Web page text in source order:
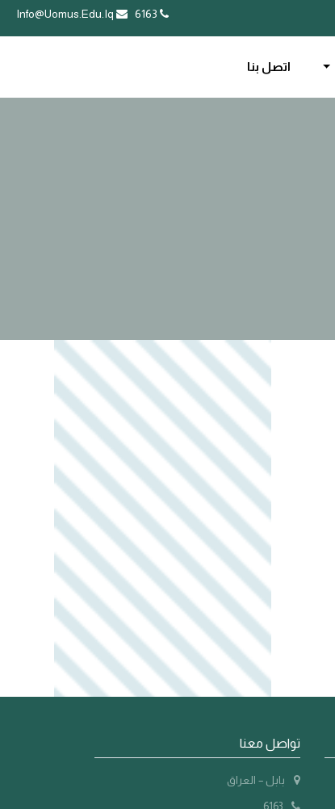
Info@Uomus.Edu.Iq
اتصل بنا
تواصل معنا
بابل – العراق